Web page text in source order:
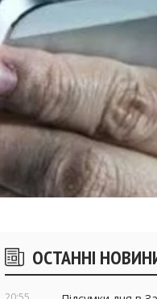
Бічні
віджети
ОСТАННІ